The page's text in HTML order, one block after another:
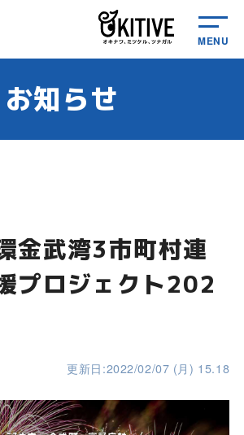
MENU
お知らせ
金武湾3市町村連
プロジェクト202
更新日:2022/02/07 (月) 15.18